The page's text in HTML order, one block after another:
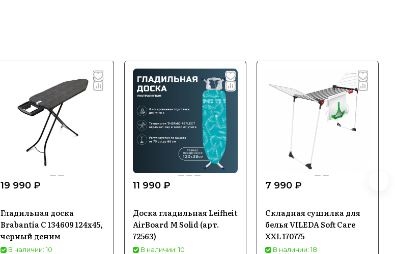
19 990 ₽
Гладильная доска
Brabantia C 134609 124x45,
черный деним
В наличии: 10
11 990 ₽
Доска гладильная Leifheit
AirBoard M Solid (арт.
72563)
В наличии: 10
7 990 ₽
Складная сушилка для
белья VILEDA Soft Care
XXL 170775
В наличии: 18